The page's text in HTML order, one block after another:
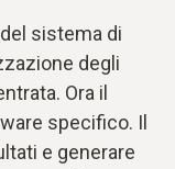
sistema di
degli
Ora il
specifico. Il
e generare